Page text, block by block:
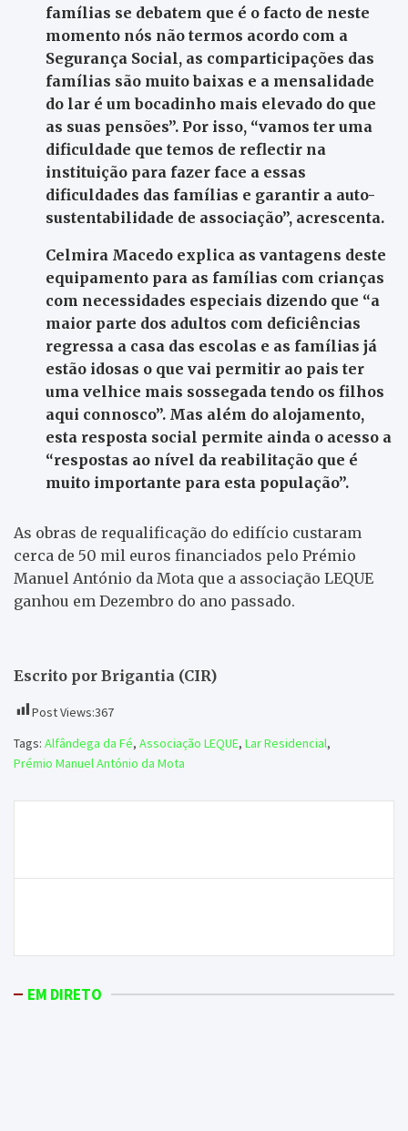
famílias se debatem que é o facto de neste
momento nós não termos acordo com a
Segurança Social, as comparticipações das
famílias são muito baixas e a mensalidade
do lar é um bocadinho mais elevado do que
as suas pensões”. Por isso, “vamos ter uma
dificuldade que temos de reflectir na
instituição para fazer face a essas
dificuldades das famílias e garantir a auto-
sustentabilidade de associação”, acrescenta.
Celmira Macedo explica as vantagens deste
equipamento para as famílias com crianças
com necessidades especiais dizendo que “a
maior parte dos adultos com deficiências
regressa a casa das escolas e as famílias já
estão idosas o que vai permitir ao pais ter
uma velhice mais sossegada tendo os filhos
aqui connosco”. Mas além do alojamento,
esta resposta social permite ainda o acesso a
“respostas ao nível da reabilitação que é
muito importante para esta população”.
As obras de requalificação do edifício custaram
cerca de 50 mil euros financiados pelo Prémio
Manuel António da Mota que a associação LEQUE
ganhou em Dezembro do ano passado.
Escrito por Brigantia (CIR)
Post Views:367
Tags: Alfândega da Fé, Associação LEQUE, Lar Residencial,
Prémio Manuel António da Mota
artigos
EM DIRETO